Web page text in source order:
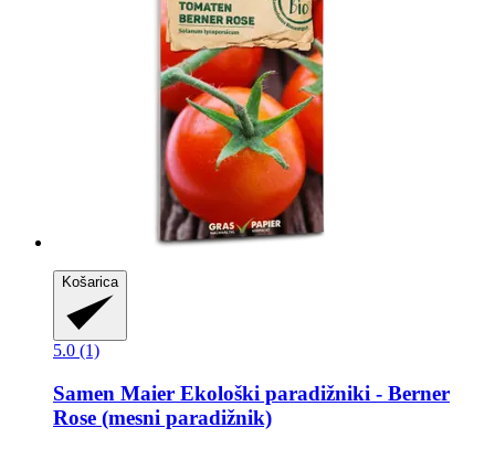
Košarica
5.0 (1)
Samen Maier Ekološki paradižniki -​ Berner
Rose (mesni paradižnik)